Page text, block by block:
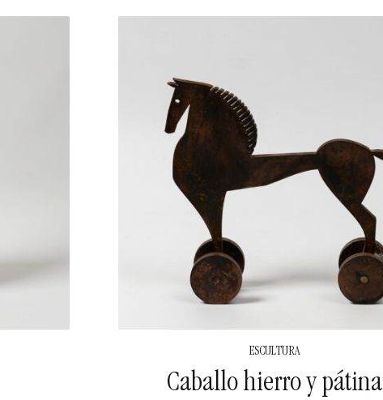
ESCULTURA
Caballo hierro y pátina